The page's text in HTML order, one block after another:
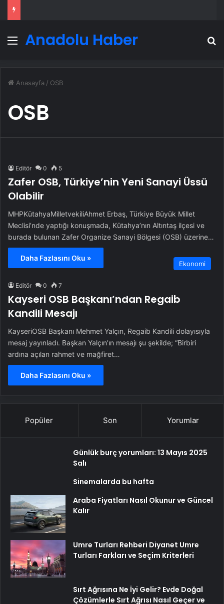
Menü
Anadolu Haber
Anasayfa / OSB
OSB
Editör 0 5
Zafer OSB, Türkiye’nin Yeni Sanayi Üssü
Olabilir
MHPKütahyaMilletvekiliAhmet Erbaş, Türkiye Büyük Millet
Meclisi’nde yaptığı konuşmada, Kütahya’nın Altıntaş ilçesi ve
burada bulunan Zafer Organize Sanayi Bölgesi (OSB) üzerine…
Daha Fazlasını Oku »
Ekonomi
Editör 0 7
Kayseri OSB Başkanı’ndan Regaib
Kandili Mesajı
KayseriOSB Başkanı Mehmet Yalçın, Regaib Kandili dolayısıyla
mesaj yayınladı. Başkan Yalçın’ın mesajı şu şekilde; “Birbiri
ardına açılan rahmet ve mağfiret…
Daha Fazlasını Oku »
Popüler Son Yorumlar
Günlük burç yorumları: 13 Mayıs 2025
Salı
Sinemalarda bu hafta
Araba Fiyatları Nasıl Okunur ve Güncel
Kalır
Umre Turları Rehberi Diyanet Umre
Turları Farkları ve Seçim Kriterleri
Sırt Ağrısına Ne İyi Gelir? Evde Doğal
Çözümlerle Sırt Ağrısı Nasıl Geçer ve